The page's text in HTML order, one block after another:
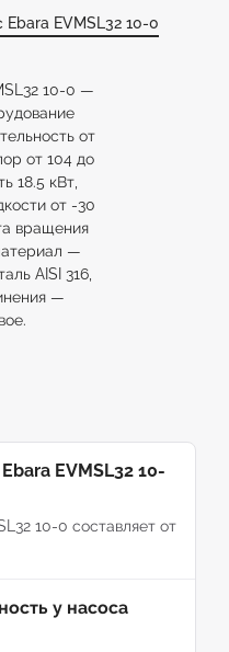
EVMSL32 10-0
10-0 —
от
от 104 до
18.5 кВт,
от -30
вращения
—
AISI 316,
—
EVMSL32 10-
10-0 составляет от
у насоса